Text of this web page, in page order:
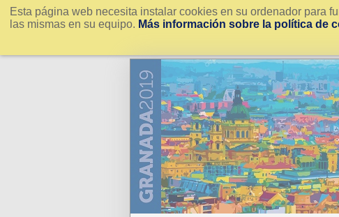
Esta página web necesita instalar cookies en su ordenador para
las mismas en su equipo. Más información sobre la política de